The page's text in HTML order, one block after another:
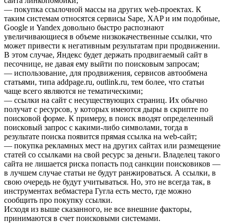
— покупка ссылочной массы на других web-проектах. К
таким системам относятся сервисы Sape, XAP и им подобные,
Google и Yandex довольно быстро распознают
увеличивающиеся в объеме низкокачественные ссылки, что
может привести к негативным результатам при продвижении.
В этом случае, Яндекс будет держать продвигаемый сайт в
песочнице, не давая ему выйти по поисковым запросам;
— использование, для продвижения, сервисов автообмена
статьями, типа addpage.ru, outlink.ru, тем более, что статьи
чаще всего являются не тематическими;
— ссылки на сайт с несуществующих страниц. Их обычно
получат с ресурсов, у которых имеются дыры в скрипте по
поисковой форме. К примеру, в поиск вводят определенный
поисковый запрос с какими-либо символами, тогда в
результате поиска появится прямая ссылка на web-сайт;
— покупка рекламных мест на других сайтах или размещение
статей со ссылками на свой ресурс за деньги. Владелец такого
сайта не лишается риска попасть под санкции поисковиков —
в лучшем случае статьи не будут ранжироваться. А ссылки, в
свою очередь не будут учитываться. Но, это не всегда так, в
инструментах вебмастера Гугла есть место, где можно
сообщить про покупку ссылки.
Исходя из выше сказанного, не все внешние факторы,
принимаются в счет поисковыми системами.